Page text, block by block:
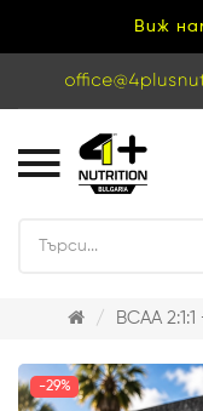
Виж
BCAA
-29%